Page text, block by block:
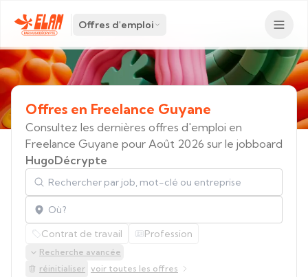
Offres d'emploi
Offres en Freelance Guyane
Consultez les dernières offres d'emploi en
Freelance Guyane pour Août 2026 sur le jobboard
HugoDécrypte
Rechercher par job, mot-clé ou entreprise
Localisation
Contrat de travail Profession
Recherche avancée
réinitialiser voir toutes les offres